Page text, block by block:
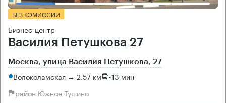
БЕЗ КОМИССИИ
Бизнес-центр
Василия Петушкова 27
Москва, улица Василия Петушкова, 27
Волоколамская → 2.57 км ~13 мин
район Южное Тушино